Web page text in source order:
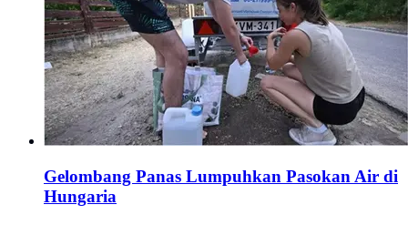
Gelombang Panas Lumpuhkan Pasokan Air di
Hungaria